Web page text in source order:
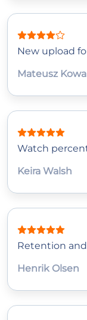
New upload
Mateusz
Watch
Keira Walsh
Retention
Henrik Olsen